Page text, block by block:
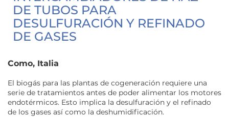
DE TUBOS PARA
DESULFURACIÓN Y REFINADO
DE GASES
Como, Italia
El biogás para las plantas de cogeneración requiere una
serie de tratamientos antes de poder alimentar los motores
endotérmicos. Esto implica la desulfuración y el refinado
de los gases así como la deshumidificación.